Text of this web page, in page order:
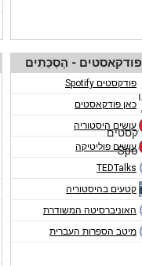
פודקאסטים - הֶסְכֵּתִים
פודקסטים Spotify
כאן פודקאסטים
עושים היסטוריה
עושים פוליטיקה
TEDTalks
קטעים בהיסטוריה
האוניברסיטה המשודרת
מיטב הספרות העברית